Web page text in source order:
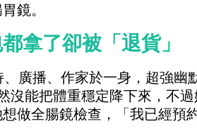
鏡。
拿了卻被「退貨」
廣播、作家於一身，超強幽
沒能把體重穩定降下來，不
做全腸鏡檢查，「我已經預